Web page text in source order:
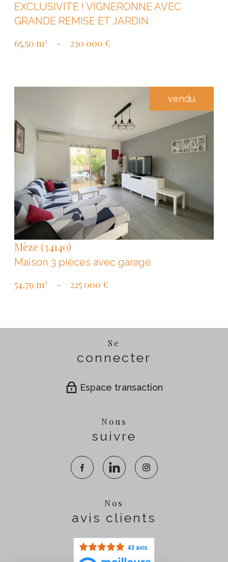
EXCLUSIVITE ! VIGNERONNE AVEC
GRANDE REMISE ET JARDIN
65,50 m²
- 230 000 €
vendu
VOIR LE BIEN
Mèze (34140)
Maison 3 pièces avec garage
54,79 m²
- 225 000 €
Se
connecter
Espace transaction
Nous
suivre
Nos
avis clients
43 avis